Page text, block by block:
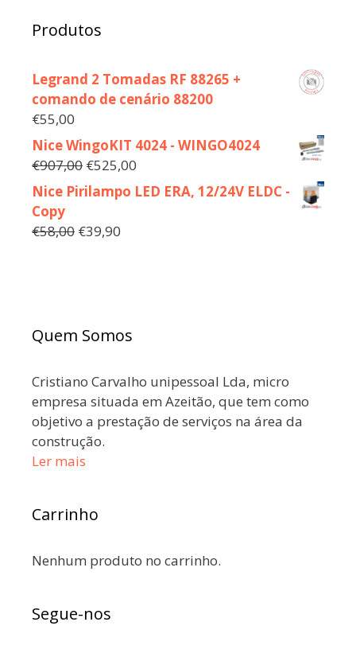
Produtos
Legrand 2 Tomadas RF 88265 +
comando de cenário 88200
€55,00
Nice WingoKIT 4024 - WINGO4024
€907,00 €525,00
Nice Pirilampo LED ERA, 12/24V ELDC -
Copy
€58,00 €39,90
Quem Somos
Cristiano Carvalho unipessoal Lda, micro
empresa situada em Azeitão, que tem como
objetivo a prestação de serviços na área da
construção.
Ler mais
Carrinho
Nenhum produto no carrinho.
Segue-nos